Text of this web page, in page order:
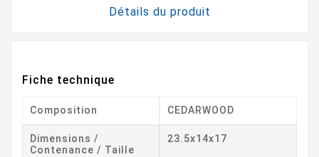
Détails du produit
Fiche technique
Composition CEDARWOOD
Dimensions /
Contenance / Taille
23.5x14x17